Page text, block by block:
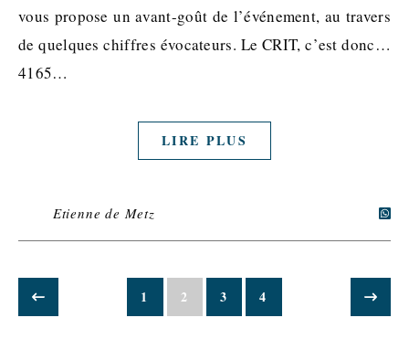
vous propose un avant-goût de l’événement, au travers
de quelques chiffres évocateurs. Le CRIT, c’est donc…
4165…
LIRE PLUS
Etienne de Metz
1 2 3 4